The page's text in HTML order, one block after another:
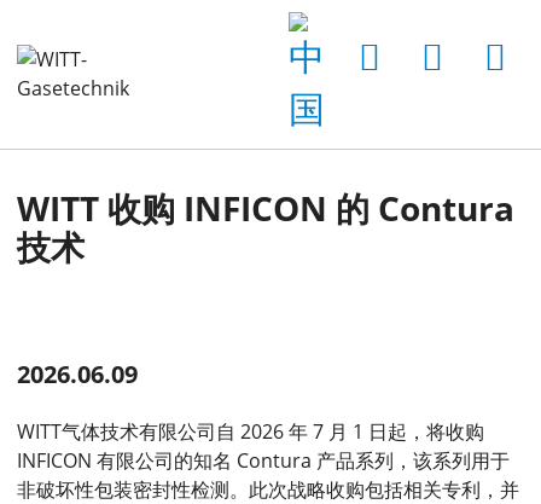
WITT 收购 INFICON 的 Contura
技术
2026.06.09
WITT气体技术有限公司自 2026 年 7 月 1 日起，将收购
INFICON 有限公司的知名 Contura 产品系列，该系列用于
非破坏性包装密封性检测。此次战略收购包括相关专利，并